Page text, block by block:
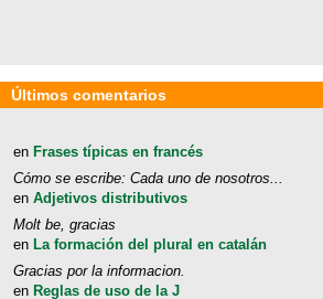
Últimos comentarios
en Frases típicas en francés
Cómo se escribe: Cada uno de nosotros...
en Adjetivos distributivos
Molt be, gracias
en La formación del plural en catalán
Gracias por la informacion.
en Reglas de uso de la J